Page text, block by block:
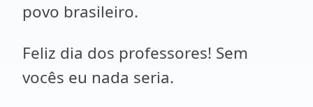
povo brasileiro.
Feliz dia dos professores! Sem
vocês eu nada seria.